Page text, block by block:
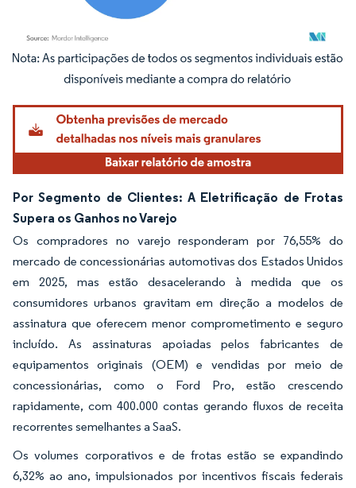
Imagem © Mordor Intelligence. O reuso requer atribuição conforme CC BY 4.0.
Por Segmento de Clientes: A Eletrificação de Frotas
Supera os Ganhos no Varejo
Os compradores no varejo responderam por 76,55% do
mercado de concessionárias automotivas dos Estados Unidos
em 2025, mas estão desacelerando à medida que os
consumidores urbanos gravitam em direção a modelos de
assinatura que oferecem menor comprometimento e seguro
incluído. As assinaturas apoiadas pelos fabricantes de
equipamentos originais (OEM) e vendidas por meio de
concessionárias, como o Ford Pro, estão crescendo
rapidamente, com 400.000 contas gerando fluxos de receita
recorrentes semelhantes a SaaS.
Os volumes corporativos e de frotas estão se expandindo
6,32% ao ano, impulsionados por incentivos fiscais federais